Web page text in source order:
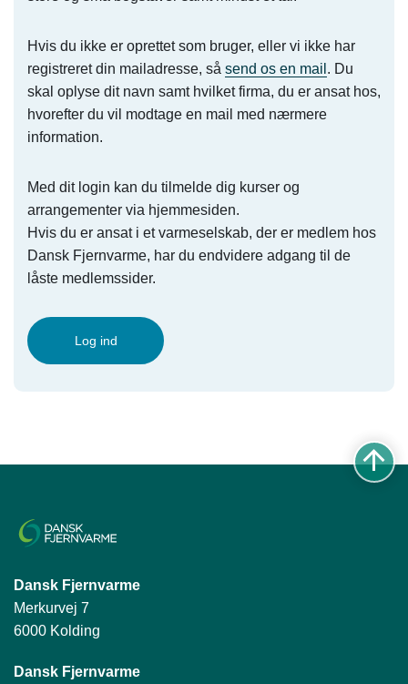
Hvis du ikke er oprettet som bruger, eller vi ikke har
registreret din mailadresse, så send os en mail . Du
skal oplyse dit navn samt hvilket firma, du er ansat hos,
hvorefter du vil modtage en mail med nærmere
information.
Med dit login kan du tilmelde dig kurser og
arrangementer via hjemmesiden.
Hvis du er ansat i et varmeselskab, der er medlem hos
Dansk Fjernvarme, har du endvidere adgang til de
låste medlemssider.
Log ind
Dansk Fjernvarme
Merkurvej 7
6000 Kolding
Dansk Fjernvarme